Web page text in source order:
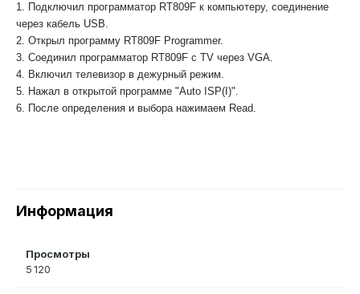
1. Подключил программатор RT809F к компьютеру, соединение
через кабель USB.
2. Открыл программу RT809F Programmer.
3. Соединил программатор RT809F с TV через VGA.
4. Включил телевизор в дежурный режим.
5. Нажал в открытой программе "Auto ISP(I)".
6. После определения и выбора нажимаем Read.
Информация
Просмотры
5 120